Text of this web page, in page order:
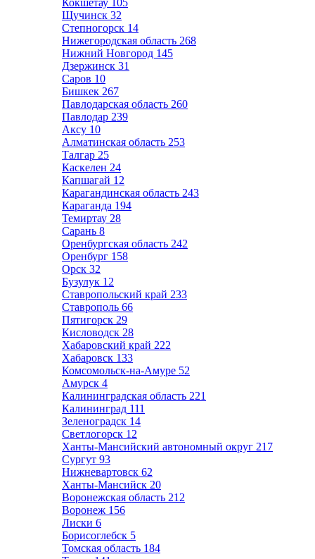
Кокшетау 105
Щучинск 32
Степногорск 14
Нижегородская область 268
Нижний Новгород 145
Дзержинск 31
Саров 10
Бишкек 267
Павлодарская область 260
Павлодар 239
Аксу 10
Алматинская область 253
Талгар 25
Каскелен 24
Капшагай 12
Карагандинская область 243
Караганда 194
Темиртау 28
Сарань 8
Оренбургская область 242
Оренбург 158
Орск 32
Бузулук 12
Ставропольский край 233
Ставрополь 66
Пятигорск 29
Кисловодск 28
Хабаровский край 222
Хабаровск 133
Комсомольск-на-Амуре 52
Амурск 4
Калининградская область 221
Калининград 111
Зеленоградск 14
Светлогорск 12
Ханты-Мансийский автономный округ 217
Сургут 93
Нижневартовск 62
Ханты-Мансийск 20
Воронежская область 212
Воронеж 156
Лиски 6
Борисоглебск 5
Томская область 184